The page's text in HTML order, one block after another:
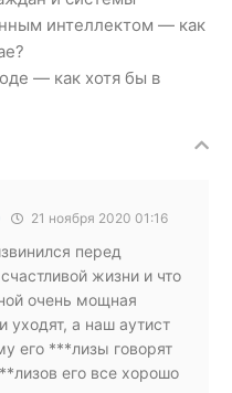
интеллектом — как
— как хотя бы в
21 ноября 2020 01:16
перед
жизни и что
очень мощная
уходят, а наш аутист
его ***лизы говорят
его все хорошо